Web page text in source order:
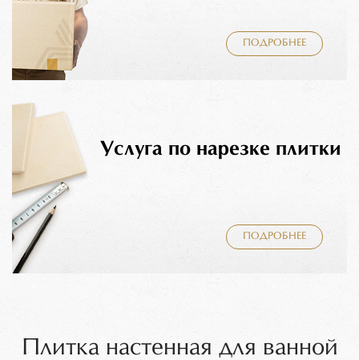
ПОДРОБНЕЕ
Услуга по нарезке плитки
ПОДРОБНЕЕ
Плитка настенная для ванной